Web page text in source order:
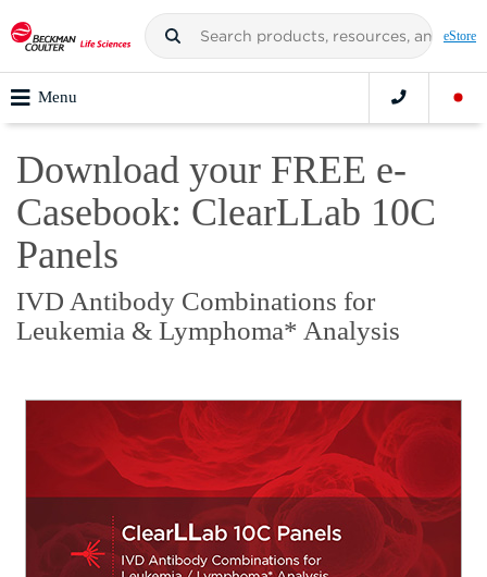
eStore
Menu
Download your FREE e-
Casebook: ClearLLab 10C
Panels
IVD Antibody Combinations for
Leukemia & Lymphoma* Analysis